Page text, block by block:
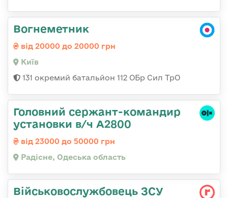
Вогнеметник
від 20000 до 20000 грн
Київ
131 окремий батальйон 112 ОБр Сил ТрО
Головний сержант-командир
установки в/ч А2800
від 23000 до 50000 грн
Радісне, Одеська область
Військовослужбовець ЗСУ